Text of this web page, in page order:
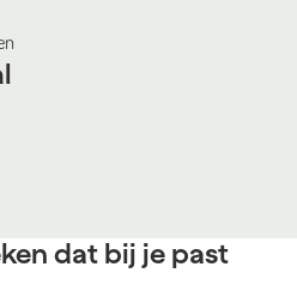
dat bij je past